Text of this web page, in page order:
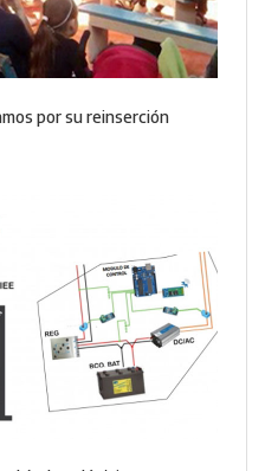
por su reinserción